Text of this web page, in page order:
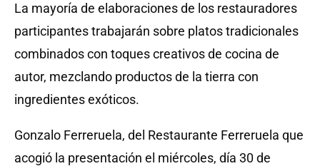
La mayoría de elaboraciones de los restauradores
participantes trabajarán sobre platos tradicionales
combinados con toques creativos de cocina de
autor, mezclando productos de la tierra con
ingredientes exóticos.
Gonzalo Ferreruela, del Restaurante Ferreruela que
acogió la presentación el miércoles, día 30 de